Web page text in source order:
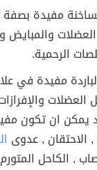
مفيدة
والمبايض
الرحمية.
مفيدة في
العضلات
يمكن ان تكون
الاحتقان , عدوى
, الكاحل المتورم